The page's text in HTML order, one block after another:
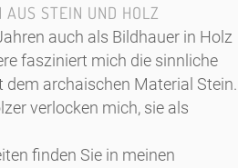
Holz
AUS STEIN UND HOLZ
auch als Bildhauer in Holz
fasziniert mich die sinnliche
archaischen Material Stein.
verlocken mich, sie als
finden Sie in meinen